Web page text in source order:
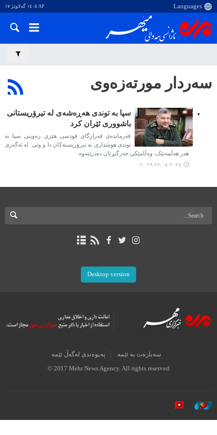
AP ١٤٠٥ گەلاوێژ ١٧
سەردار مورتەزەوی
سپا بە توندی هەڕەشەی لە تیرۆریستانی
باشووری ئێران کرد
فەرماندەی قەرارگای قودسی هێزی زەوینی سپا بە
توندی هوشداری بە تیرۆریستەکان دا و وتی: لە ئەگەری
هەر هەڵمەتێک، وەڵامێکی جەرگبڕتان دەدرێتەوە.
٢٠٢٥-٠٨-٢٧ ٢٠:٢٩
Desktop version
سەبارەت بە ئێمە پەیوەندی لەگەڵ ئێمە
© 2017 Mehr News Agency. All rights reserved